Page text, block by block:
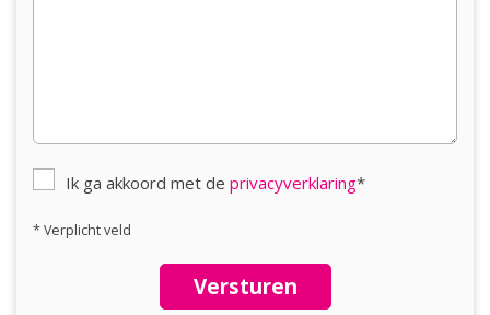
Ik ga akkoord met de privacyverklaring*
* Verplicht veld
Versturen